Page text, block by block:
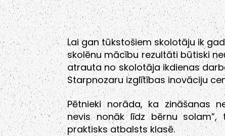
Lai gan tūkstošiem skolotāju ik
skolēnu mācību rezultāti būtiski
atrauta no skolotāja ikdienas
Starpnozaru izglītības inovāciju
Pētnieki norāda, ka zināšanas
nevis nonāk līdz bērnu solam”,
praktisks atbalsts klasē.